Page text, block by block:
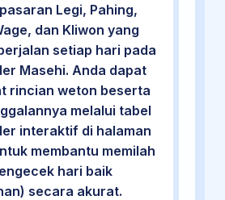
Legi, Pahing,
dan Kliwon yang
setiap hari pada
Masehi. Anda dapat
rincian weton beserta
melalui tabel
interaktif di halaman
membantu memilah
hari baik
secara akurat.